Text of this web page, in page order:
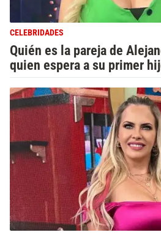
CELEBRIDADES
Quién es la pareja de
quien espera a su primer